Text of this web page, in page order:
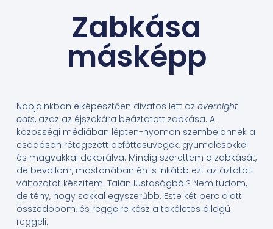
Zabkása
másképp
Napjainkban elképesztően divatos lett az overnight
oats, azaz az éjszakára beáztatott zabkása. A
közösségi médiában lépten-nyomon szembejönnek a
csodásan rétegezett befőttesüvegek, gyümölcsökkel
és magvakkal dekorálva. Mindig szerettem a zabkását,
de bevallom, mostanában én is inkább ezt az áztatott
változatot készítem. Talán lustaságból? Nem tudom,
de tény, hogy sokkal egyszerűbb. Este két perc alatt
összedobom, és reggelre kész a tökéletes állagú
reggeli.